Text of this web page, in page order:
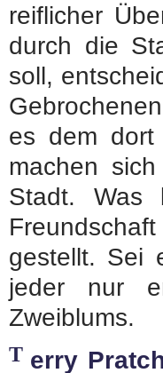
reiflicher
durch die
soll,
es dem dort
machen
Stadt. Was
gestellt. Sei
jeder nur
Zweiblums.
T erry